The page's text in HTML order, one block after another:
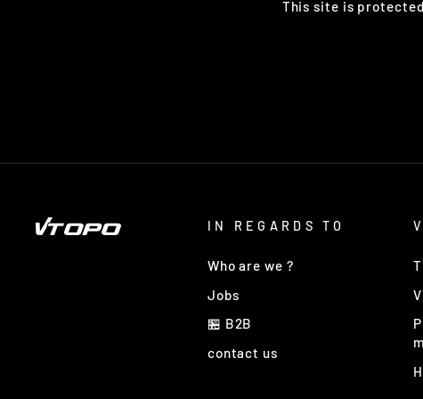
This site is
IN REGARDS TO
Who are we ?
Jobs
🏪 B2B
contact us